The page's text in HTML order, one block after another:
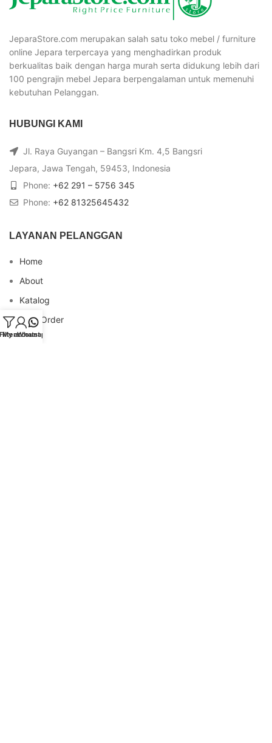
JeparaStore.com merupakan salah satu toko mebel / furniture
online Jepara terpercaya yang menghadirkan produk
berkualitas baik dengan harga murah serta didukung lebih dari
100 pengrajin mebel Jepara berpengalaman untuk memenuhi
kebutuhan Pelanggan.
HUBUNGI KAMI
Jl. Raya Guyangan – Bangsri Km. 4,5 Bangsri
Jepara, Jawa Tengah, 59453, Indonesia
Phone: +62 291 – 5756 345
Phone: +62 81325645432
LAYANAN PELANGGAN
Home
About
Katalog
Cara Order
Blog
My account
Whatsapp